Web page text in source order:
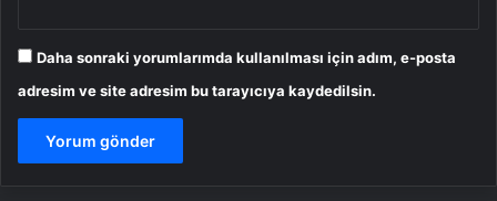
Daha sonraki yorumlarımda kullanılması için adım, e-posta
adresim ve site adresim bu tarayıcıya kaydedilsin.